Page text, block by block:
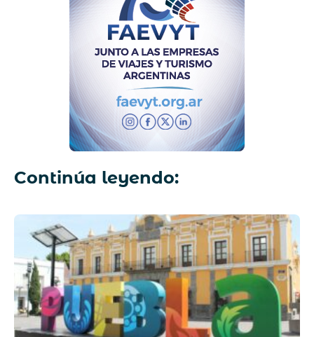
Continúa leyendo: